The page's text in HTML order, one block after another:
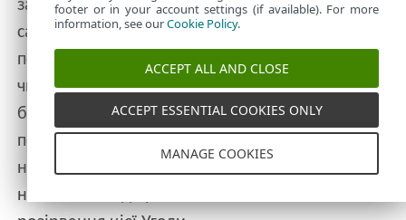
засоби виявлення його вихідного коду, тим
самим порушуючи умови цієї Угоди, то
погоджуєтеся, що будь-яка отримана таким
чином інформація буде автоматично й
безповоротно вважатися належною для
передавання Постачальнику та цілком
належатиме йому з моменту її отримання,
незалежно від права Постачальника на
footer or in your account settings (if available). For more
information, see ourCookie Policy.
ACCEPT ALL AND CLOSE
ACCEPT ESSENTIAL COOKIES ONLY
MANAGE COOKIES